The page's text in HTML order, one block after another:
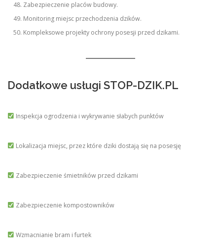
Zabezpieczenie placów budowy.
Monitoring miejsc przechodzenia dzików.
Kompleksowe projekty ochrony posesji przed dzikami.
Dodatkowe usługi STOP-DZIK.PL
Inspekcja ogrodzenia i wykrywanie słabych punktów
Lokalizacja miejsc, przez które dziki dostają się na posesję
Zabezpieczenie śmietników przed dzikami
Zabezpieczenie kompostowników
Wzmacnianie bram i furtek